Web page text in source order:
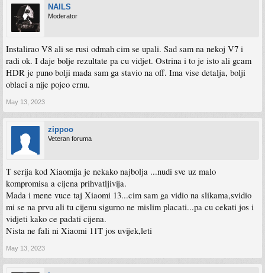
NAILS
Moderator
Instalirao V8 ali se rusi odmah cim se upali. Sad sam na nekoj V7 i
radi ok. I daje bolje rezultate pa cu vidjet. Ostrina i to je isto ali gcam
HDR je puno bolji mada sam ga stavio na off. Ima vise detalja, bolji
oblaci a nije pojeo crnu.
May 13, 2023
zippoo
Veteran foruma
T serija kod Xiaomija je nekako najbolja ...nudi sve uz malo
kompromisa a cijena prihvatljivija.
Mada i mene vuce taj Xiaomi 13...cim sam ga vidio na slikama,svidio
mi se na prvu ali tu cijenu sigurno ne mislim placati...pa cu cekati jos i
vidjeti kako ce padati cijena.
Nista ne fali ni Xiaomi 11T jos uvijek,leti
May 13, 2023